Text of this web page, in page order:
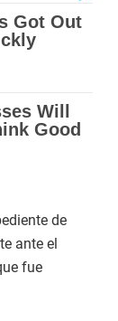
de
ante el
fue